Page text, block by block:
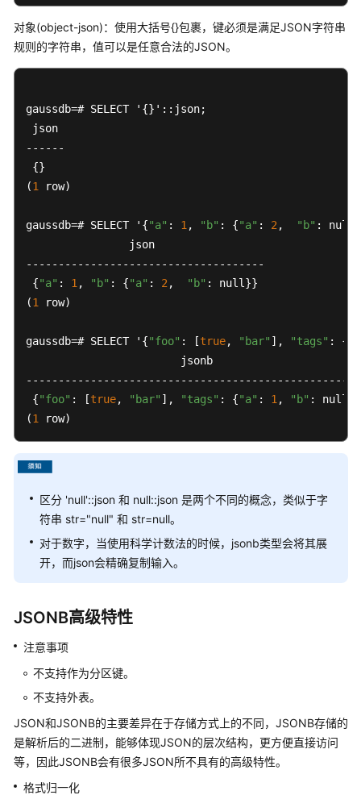
型
数
布
类
型
符
二
制
日
时
间
类
类
网
络
地
对象(object-json)：使用大括号{}包裹，键必须是满足JSON字符串
规则的字符串，值可以是任意合法的JSON。
gaussdb=# SELECT '{}'::json;
json
------
{}
(1 row)
gaussdb=# SELECT '{"a" : 1 , "b" : {"a" : 2 , "b" :
                json
-------------------------------------
{"a" : 1 , "b" : {"a" : 2 , "b" : null}}
(1 row)
gaussdb=# SELECT '{"foo" : [true, "bar" ], "tags" : {
{"foo" : [true, "bar" ], "tags" : {"a" : 1 , "b" : null}}
(1 row)
区分 'null'::json 和 null::json 是两个不同的概念，类似于字
符串 str="null" 和 str=null。
对于数字，当使用科学计数法的时候，jsonb类型会将其展
开，而json会精确复制输入。
JSONB高级特性
注意事项
不支持作为分区键。
不支持外表。
​JSON和JSONB的主要差异在于存储方式上的不同，JSONB存储的
是解析后的二进制，能够体现JSON的层次结构，更方便直接访问
等，因此JSONB会有很多JSON所不具有的高级特性。
格式归一化